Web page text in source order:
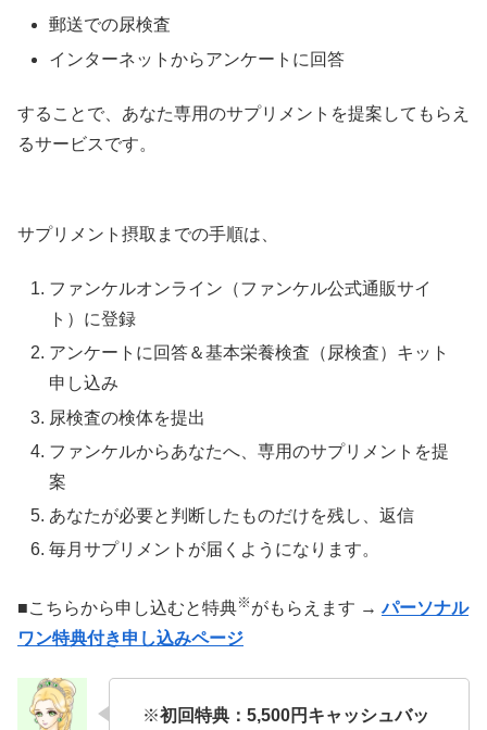
郵送での尿検査
インターネットからアンケートに回答
することで、あなた専用のサプリメントを提案してもらえ
るサービスです。
サプリメント摂取までの手順は、
ファンケルオンライン（ファンケル公式通販サイ
ト）に登録
アンケートに回答＆基本栄養検査（尿検査）キット
申し込み
尿検査の検体を提出
ファンケルからあなたへ、専用のサプリメントを提
案
あなたが必要と判断したものだけを残し、返信
毎月サプリメントが届くようになります。
■こちらから申し込むと特典※ がもらえます →パーソナル
ワン特典付き申し込みページ
※初回特典：5,500円キャッシュバッ